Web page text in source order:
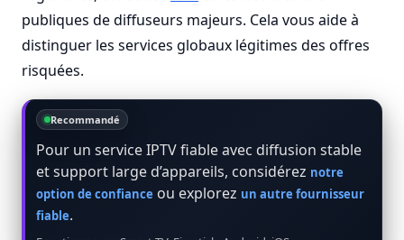
publiques de diffuseurs majeurs. Cela vous aide à
distinguer les services globaux légitimes des offres
risquées.
Recommandé
Pour un service IPTV fiable avec diffusion stable
et support large d’appareils, considérez notre
option de confiance ou explorez un autre fournisseur
fiable.